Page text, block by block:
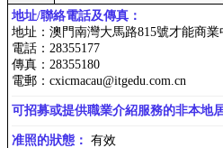
地址/聯絡電話及傳真：
地址：澳門南灣大馬路815號才能商業
電話：28355177
傳真：28355180
電郵：cxicmacau@itgedu.com.cn
可招募或提供職業介紹服務的非本地
准照的狀態： 有效